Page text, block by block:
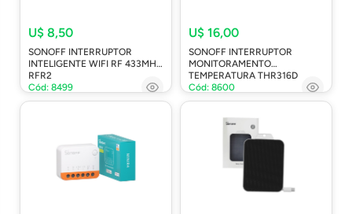
U$ 8,50
SONOFF INTERRUPTOR
INTELIGENTE WIFI RF 433MHZ
RFR2
Cód: 8499
U$ 16,00
SONOFF INTERRUPTOR
MONITORAMENTO
TEMPERATURA THR316D
Cód: 8600